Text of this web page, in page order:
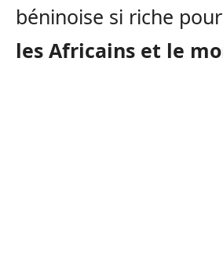
béninoise si riche pour
les Africains et le